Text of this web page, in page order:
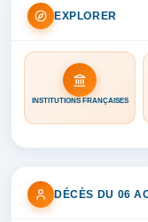
EXPLORER
INSTITUTIONS FRANÇAISES
DÉCÈS DU 06